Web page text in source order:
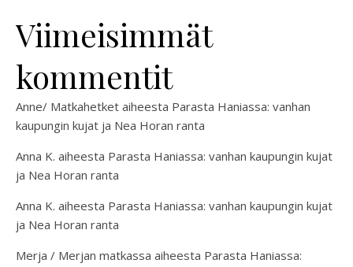
Viimeisimmät
kommentit
Anne/ Matkahetket aiheesta Parasta Haniassa: vanhan
kaupungin kujat ja Nea Horan ranta
Anna K. aiheesta Parasta Haniassa: vanhan kaupungin kujat
ja Nea Horan ranta
Anna K. aiheesta Parasta Haniassa: vanhan kaupungin kujat
ja Nea Horan ranta
Merja / Merjan matkassa aiheesta Parasta Haniassa: